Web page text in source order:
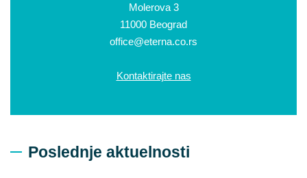
Molerova 3
11000 Beograd
office@eterna.co.rs
Kontaktirajte nas
Poslednje aktuelnosti